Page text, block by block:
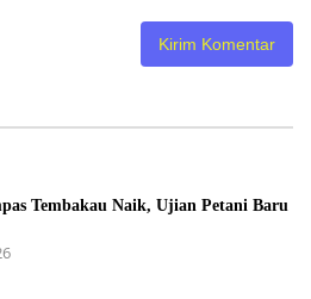
Tembakau Naik, Ujian Petani Baru